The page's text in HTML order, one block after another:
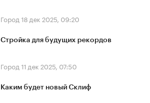
Город 18 дек 2025, 09:20
Стройка для будущих рекордов
Город 11 дек 2025, 07:50
Каким будет новый Склиф